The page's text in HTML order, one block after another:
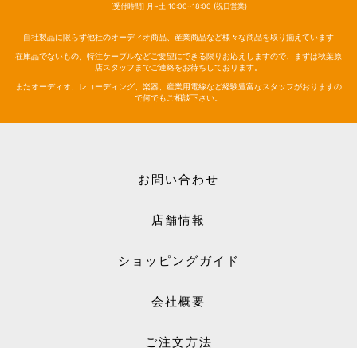
[受付時間] 月~土 10:00~18:00 (祝日営業)
自社製品に限らず他社のオーディオ商品、産業商品など様々な商品を取り揃えています
在庫品でないもの、特注ケーブルなどご要望にできる限りお応えしますので、まずは秋葉原
店スタッフまでご連絡をお待ちしております。
またオーディオ、レコーディング、楽器、産業用電線など経験豊富なスタッフがおりますの
で何でもご相談下さい。
お問い合わせ
店舗情報
ショッピングガイド
会社概要
ご注文方法